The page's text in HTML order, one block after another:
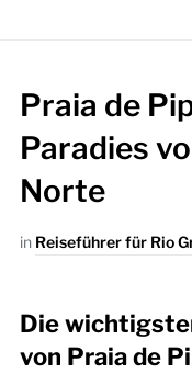
Praia de
Paradies
Norte
in Reiseführer für Rio
Die
von Praia de